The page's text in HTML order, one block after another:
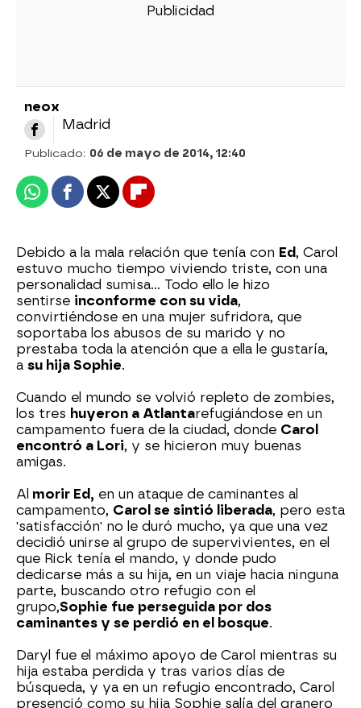
neox
Madrid
Publicado: 06 de mayo de 2014, 12:40
WhatsappFacebook
X Flipboard
Debido a la mala relación que tenía con Ed, Carol
estuvo mucho tiempo viviendo triste, con una
personalidad sumisa... Todo ello le hizo
sentirse inconforme con su vida,
convirtiéndose en una mujer sufridora, que
soportaba los abusos de su marido y no
prestaba toda la atención que a ella le gustaría,
a su hija Sophie.
Cuando el mundo se volvió repleto de zombies,
los tres huyeron a Atlantarefugiándose en un
campamento fuera de la ciudad, donde Carol
encontró a Lori, y se hicieron muy buenas
amigas.
Al morir Ed, en un ataque de caminantes al
campamento, Carol se sintió liberada, pero esta
'satisfacción' no le duró mucho, ya que una vez
decidió unirse al grupo de supervivientes, en el
que Rick tenía el mando, y donde pudo
dedicarse más a su hija, en un viaje hacia ninguna
parte, buscando otro refugio con el
grupo,Sophie fue perseguida por dos
caminantes y se perdió en el bosque.
Daryl fue el máximo apoyo de Carol mientras su
hija estaba perdida y tras varios días de
búsqueda, y ya en un refugio encontrado, Carol
presenció como su hija Sophie salía del granero